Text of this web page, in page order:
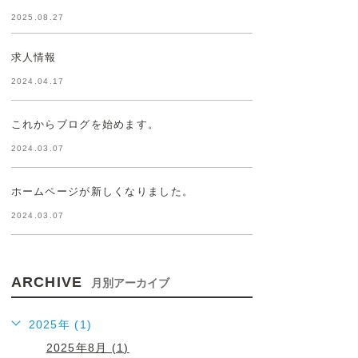
2025.08.27
求人情報
2024.04.17
これからブログを始めます。
2024.03.07
ホームページが新しくなりました。
2024.03.07
ARCHIVE 月別アーカイブ
2025年 (1)
2025年8月 (1)